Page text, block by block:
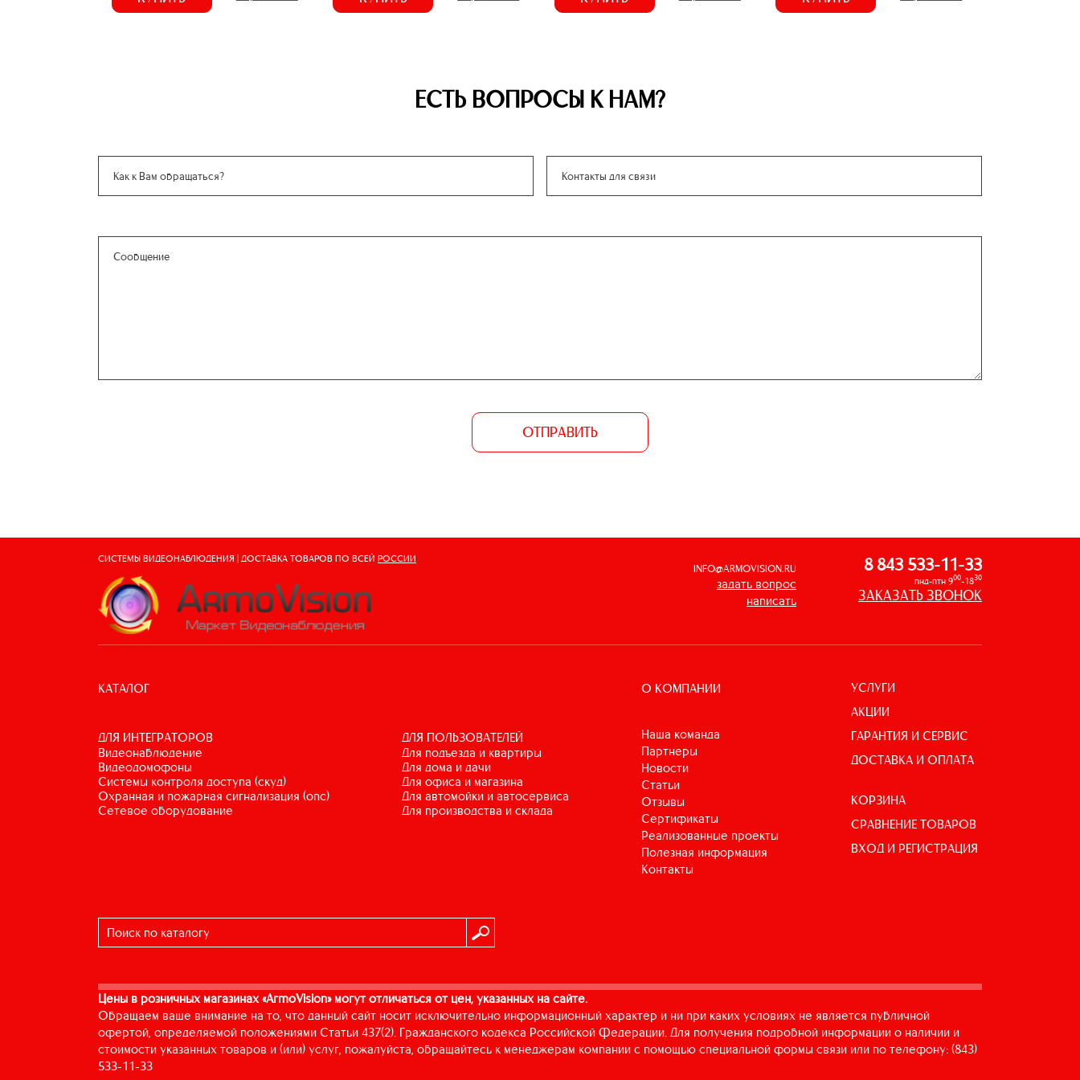
ЕСТЬ ВОПРОСЫ К НАМ?
ОТПРАВИТЬ
СИСТЕМЫ ВИДЕОНАБЛЮДЕНИЯ | ДОСТАВКА ТОВАРОВ ПО ВСЕЙ РОССИИ
INFO@ARMOVISION.RU
задать вопрос
написать
8 843 533-11-33
пнд-птн 900-1830
ЗАКАЗАТЬ ЗВОНОК
КАТАЛОГ
ДЛЯ ИНТЕГРАТОРОВ
видеонаблюдение
видеодомофоны
системы контроля доступа (скуд)
охранная и пожарная сигнализация (опс)
сетевое оборудование
ДЛЯ ПОЛЬЗОВАТЕЛЕЙ
для подъезда и квартиры
для дома и дачи
для офиса и магазина
для автомойки и автосервиса
для производства и склада
О КОМПАНИИ
Наша команда
Партнеры
Новости
Статьи
Отзывы
Сертификаты
Реализованные проекты
Полезная информация
Контакты
УСЛУГИ
АКЦИИ
ГАРАНТИЯ И СЕРВИС
ДОСТАВКА И ОПЛАТА
КОРЗИНА
СРАВНЕНИЕ ТОВАРОВ
ВХОД И РЕГИСТРАЦИЯ
Цены в розничных магазинах «ArmoVision» могут отличаться от цен, указанных на сайте.
Обращаем ваше внимание на то, что данный сайт носит исключительно информационный характер и ни при каких условиях не является публичной
офертой, определяемой положениями Статьи 437(2). Гражданского кодекса Российской Федерации. Для получения подробной информации о наличии и
стоимости указанных товаров и (или) услуг, пожалуйста, обращайтесь к менеджерам компании с помощью специальной формы связи или по телефону: (843)
533-11-33